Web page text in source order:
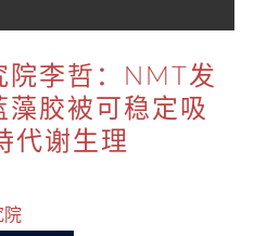
院李哲：NMT发
藻胶被可稳定吸
代谢生理
院